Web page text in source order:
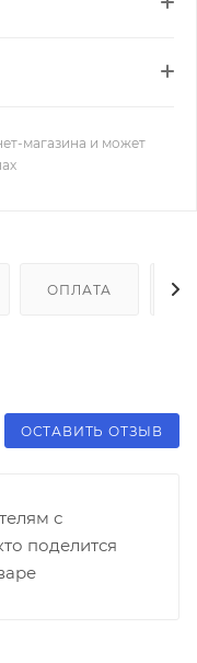
магазина и может
ОПЛАТА
ОСТАВИТЬ ОТЗЫВ
с
поделится